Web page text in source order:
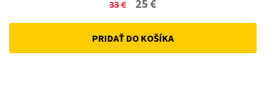
33€
price
was:
25 €
price
is:
PRIDAŤ DO KOŠÍKA